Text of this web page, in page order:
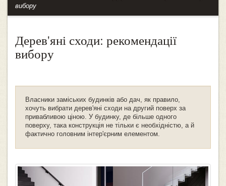
вибору
Дерев'яні сходи: рекомендації
вибору
Власники заміських будинків або дач, як правило,
хочуть вибрати дерев'яні сходи на другий поверх за
привабливою ціною. У будинку, де більше одного
поверху, така конструкція не тільки є необхідністю, а й
фактично головним інтер'єрним елементом.